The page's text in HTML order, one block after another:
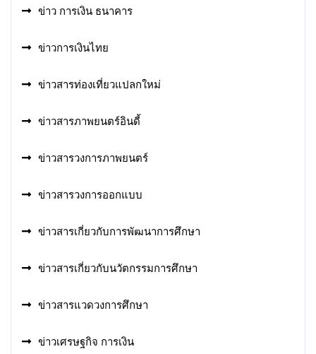
ข่าว การเงิน ธนาคาร
ข่าวการเงินไทย
ข่าวสารท่องเที่ยวแปลกใหม่
ข่าวสารภาพยนตร์อินดี้
ข่าวสารวงการภาพยนตร์
ข่าวสารวงการออกแบบ
ข่าวสารเกี่ยวกับการพัฒนาการศึกษา
ข่าวสารเกี่ยวกับนวัตกรรมการศึกษา
ข่าวสารแวดวงการศึกษา
ข่าวเศรษฐกิจ การเงิน